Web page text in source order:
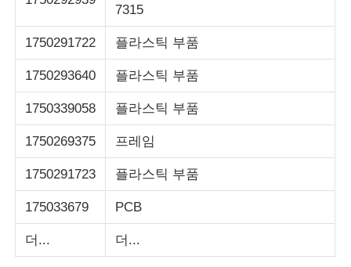
디볼드 ATM 부품
NCR ATM 부품
Wincor ATM 부품
하요성 ATM 부품
후지쓰 ATM 부품
7315
1750291722 플라스틱 부품
1750293640 플라스틱 부품
1750339058 플라스틱 부품
1750269375 프레임
1750291723 플라스틱 부품
175033679 PCB
더... 더...